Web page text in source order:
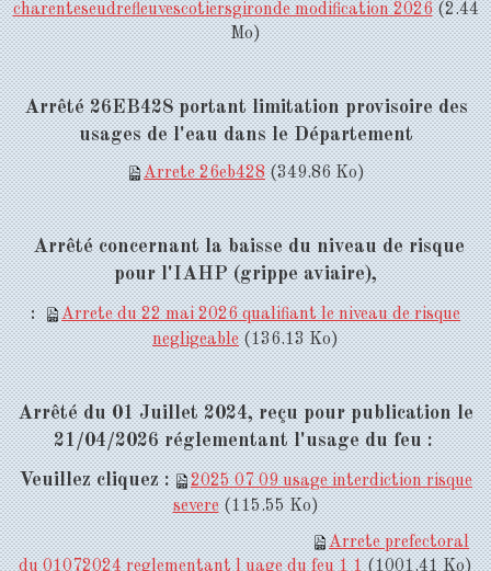
charenteseudrefleuvescotiersgironde modification 2026(2.44
Mo)
Arrêté 26EB428 portant limitation provisoire des
usages de l'eau dans le Département
Arrete 26eb428(349.86 Ko)
Arrêté concernant la baisse du niveau de risque
pour l'IAHP (grippe aviaire),
:
Arrete du 22 mai 2026 qualifiant le niveau de risque
negligeable(136.13 Ko)
Arrêté du 01 Juillet 2024, reçu pour publication le
21/04/2026 réglementant l'usage du feu :
Veuillez cliquez :
2025 07 09 usage interdiction risque
severe(115.55 Ko)
Arrete prefectoral
du 01072024 reglementant l uage du feu 1 1(1001.41 Ko)